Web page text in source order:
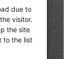
due to
visitor.
the site
to the list